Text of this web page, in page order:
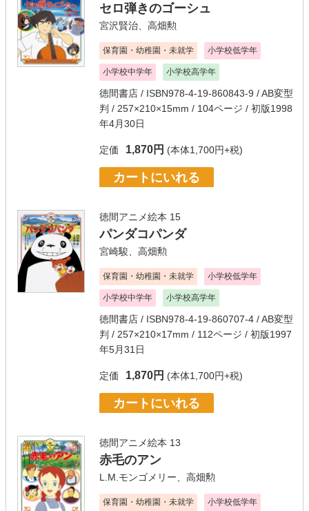
セロ弾きのゴーシュ
宮沢賢治 高畑勲
保育園・幼稚園・未就学 小学校低学年
小学校中学年 小学校高学年
徳間書店 / ISBN978-4-19-860843-9 / AB変型
判 / 257×210×15mm / 104ページ / 初版1998
年4月30日
定価 1,870円 (本体1,700円+税)
カートにいれる
徳間アニメ絵本 15
パンダコパンダ
宮崎駿 高畑勲
保育園・幼稚園・未就学 小学校低学年
小学校中学年 小学校高学年
徳間書店 / ISBN978-4-19-860707-4 / AB変型
判 / 257×210×17mm / 112ページ / 初版1997
年5月31日
定価 1,870円 (本体1,700円+税)
カートにいれる
徳間アニメ絵本 13
赤毛のアン
L.M.モンゴメリー 高畑勲
保育園・幼稚園・未就学 小学校低学年